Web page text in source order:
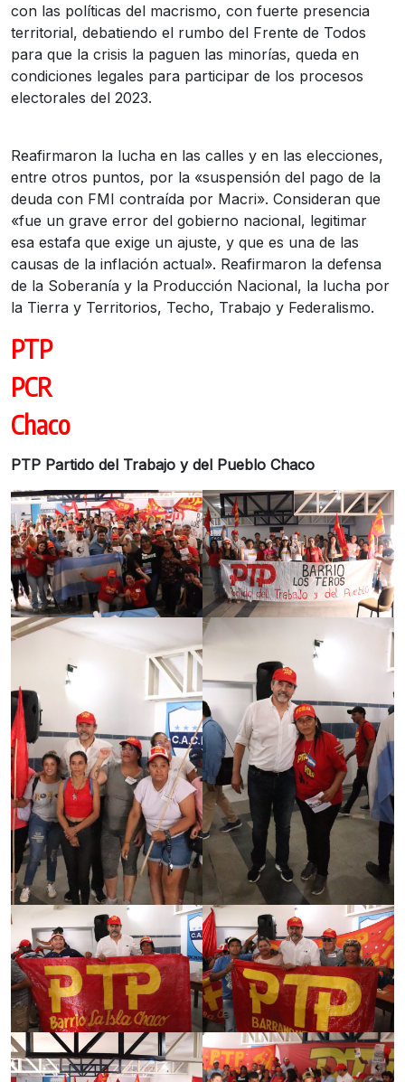
con las políticas del macrismo, con fuerte presencia
territorial, debatiendo el rumbo del Frente de Todos
para que la crisis la paguen las minorías, queda en
condiciones legales para participar de los procesos
electorales del 2023.
Reafirmaron la lucha en las calles y en las elecciones,
entre otros puntos, por la «suspensión del pago de la
deuda con FMI contraída por Macri». Consideran que
«fue un grave error del gobierno nacional, legitimar
esa estafa que exige un ajuste, y que es una de las
causas de la inflación actual». Reafirmaron la defensa
de la Soberanía y la Producción Nacional, la lucha por
la Tierra y Territorios, Techo, Trabajo y Federalismo.
PTP
PCR
Chaco
PTP Partido del Trabajo y del Pueblo Chaco